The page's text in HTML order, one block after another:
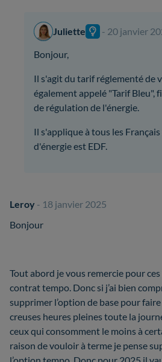
Juliette
- 20 janvier
Bonjour,
Il s'agit du tarif réglementé de
également appelé "Tarif Bleu",
de régulation de l'énergie.
Il s'applique à tous les
d'énergie est EDF.
Leroy - 18 janvier 2025
Bonjour
Tout abord je vous remercie pour
contrat tempo. Donc si j’ai bien
supprimer l’option de base pour
creuses heures pleines toute la
ceux qui consomment le moins à
raison de vouloir à terme je pense